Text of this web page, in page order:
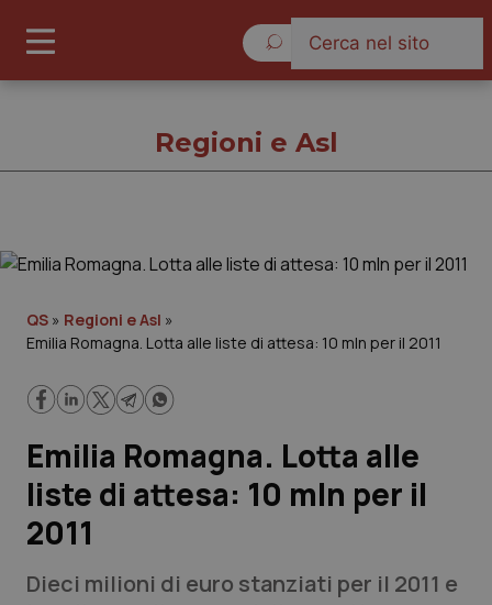
Cronache
Lavoro e Professioni
Scienza e Farmaci
Regioni e Asl
QS » Regioni e Asl »
Emilia Romagna. Lotta alle liste di attesa: 10 mln per il 2011
Emilia Romagna. Lotta alle
liste di attesa: 10 mln per il
2011
Dieci milioni di euro stanziati per il 2011 e